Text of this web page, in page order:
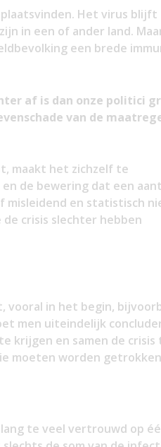
Het virus blijft
in een of ander land.
een brede
af is dan onze politici
van de
maakt het zichzelf te
de bewering dat een
misleidend en statistisch
crisis slechter hebben
vooral in het begin,
men uiteindelijk
krijgen en samen de crisis
moeten worden
te veel vertrouwd op